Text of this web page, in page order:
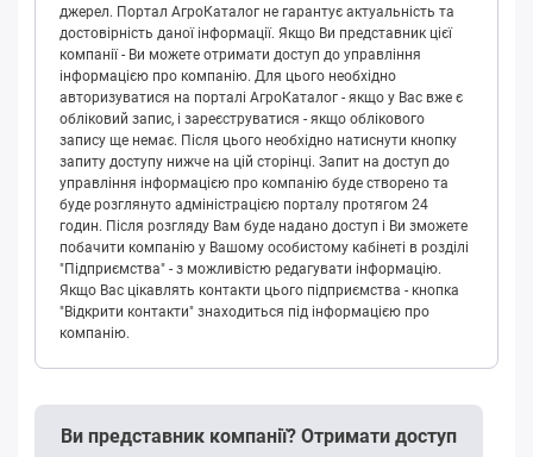
джерел. Портал АгроКаталог не гарантує актуальність та
достовірність даної інформації. Якщо Ви представник цієї
компанії - Ви можете отримати доступ до управління
інформацією про компанію. Для цього необхідно
авторизуватися на порталі АгроКаталог - якщо у Вас вже є
обліковий запис, і зареєструватися - якщо облікового
запису ще немає. Після цього необхідно натиснути кнопку
запиту доступу нижче на цій сторінці. Запит на доступ до
управління інформацією про компанію буде створено та
буде розглянуто адміністрацією порталу протягом 24
годин. Після розгляду Вам буде надано доступ і Ви зможете
побачити компанію у Вашому особистому кабінеті в розділі
"Підприємства" - з можливістю редагувати інформацію.
Якщо Вас цікавлять контакти цього підприємства - кнопка
"Відкрити контакти" знаходиться під інформацією про
компанію.
Ви представник компанії? Отримати доступ